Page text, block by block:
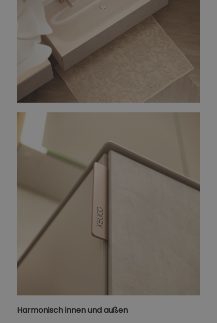
Harmonisch innen und außen